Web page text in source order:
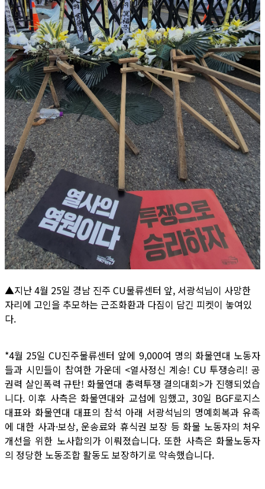
▲지난 4월 25일 경남 진주 CU물류센터 앞, 서광석님이 사망한
자리에 고인을 추모하는 근조화환과 다짐이 담긴 피켓이 놓여있
다.
*4월 25일 CU진주물류센터 앞에 9,000여 명의 화물연대 노동자
들과 시민들이 참여한 가운데 <열사정신 계승! CU 투쟁승리! 공
권력 살인폭력 규탄! 화물연대 총력투쟁 결의대회>가 진행되었습
니다. 이후 사측은 화물연대와 교섭에 임했고, 30일 BGF로지스
대표와 화물연대 대표의 참석 아래 서광석님의 명예회복과 유족
에 대한 사과·보상, 운송료와 휴식권 보장 등 화물 노동자의 처우
개선을 위한 노사합의가 이뤄졌습니다. 또한 사측은 화물노동자
의 정당한 노동조합 활동도 보장하기로 약속했습니다.